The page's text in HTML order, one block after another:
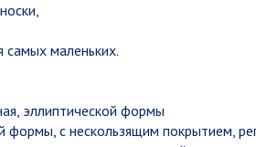
самых маленьких.
эллиптической формы
формы, с нескользящим покрытием,